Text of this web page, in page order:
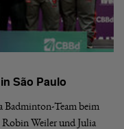
São Paulo
Badminton-Team beim
Weiler und Julia